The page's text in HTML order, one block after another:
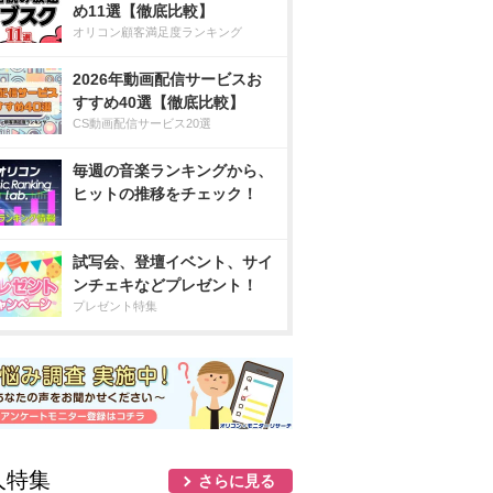
め11選【徹底比較】
オリコン顧客満足度ランキング
2026年動画配信サービスお
すすめ40選【徹底比較】
CS動画配信サービス20選
毎週の音楽ランキングから、
ヒットの推移をチェック！
試写会、登壇イベント、サイ
ンチェキなどプレゼント！
プレゼント特集
特集 さらに見る